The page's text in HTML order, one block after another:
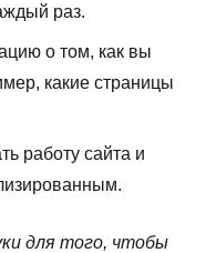
раз.
о том, как вы
какие страницы
работу сайта и
для того, чтобы